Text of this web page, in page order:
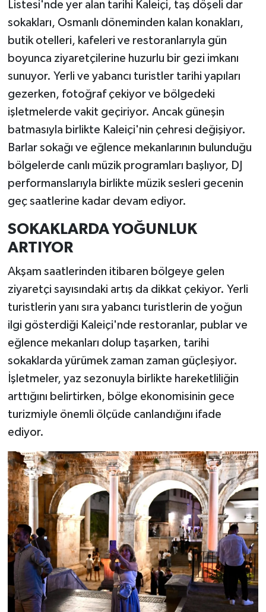
Listesi'nde yer alan tarihi Kaleiçi, taş döşeli dar
sokakları, Osmanlı döneminden kalan konakları,
butik otelleri, kafeleri ve restoranlarıyla gün
boyunca ziyaretçilerine huzurlu bir gezi imkanı
sunuyor. Yerli ve yabancı turistler tarihi yapıları
gezerken, fotoğraf çekiyor ve bölgedeki
işletmelerde vakit geçiriyor. Ancak güneşin
batmasıyla birlikte Kaleiçi'nin çehresi değişiyor.
Barlar sokağı ve eğlence mekanlarının bulunduğu
bölgelerde canlı müzik programları başlıyor, DJ
performanslarıyla birlikte müzik sesleri gecenin
geç saatlerine kadar devam ediyor.
SOKAKLARDA YOĞUNLUK
ARTIYOR
Akşam saatlerinden itibaren bölgeye gelen
ziyaretçi sayısındaki artış da dikkat çekiyor. Yerli
turistlerin yanı sıra yabancı turistlerin de yoğun
ilgi gösterdiği Kaleiçi'nde restoranlar, publar ve
eğlence mekanları dolup taşarken, tarihi
sokaklarda yürümek zaman zaman güçleşiyor.
İşletmeler, yaz sezonuyla birlikte hareketliliğin
arttığını belirtirken, bölge ekonomisinin gece
turizmiyle önemli ölçüde canlandığını ifade
ediyor.